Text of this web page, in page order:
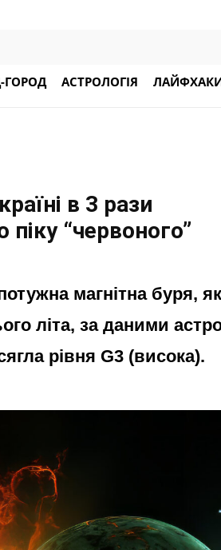
ГОРОД АСТРОЛОГІЯ
в 3 рази
“червоного”
магнітна буря,
літа, за даними
рівня G3 (висока).